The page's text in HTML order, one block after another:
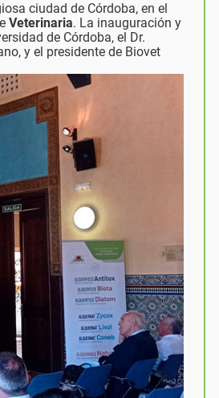
ciudad de Córdoba, en el
Veterinaria. La inauguración y
de Córdoba, el Dr.
y el presidente de Biovet